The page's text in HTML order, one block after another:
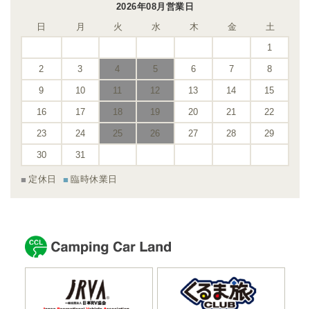
2026年08月営業日
日
月 火 水 木 金
土
1
2 3 4 5 6 7 8
9 10 11 12 13 14 15
16 17 18 19 20 21 22
23 24 25 26 27 28 29
30 31
定休日 臨時休業日